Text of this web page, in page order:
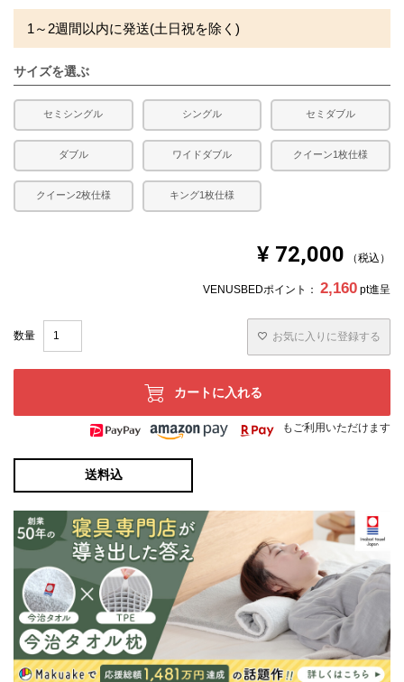
発生する場合がございます。また、発送予定も変更になる
場合があります。
1～2週間以内に発送(土日祝を除く)
サイズを選ぶ
セミシングル シングル セミダブル
ダブル ワイドダブル クイーン1枚仕様
クイーン2枚仕様 キング1枚仕様
¥ 72,000 税込
VENUSBEDポイント： 2,160 pt進呈
お気に入りに登録する
カートに入れる
もご利用いただけます
送料込